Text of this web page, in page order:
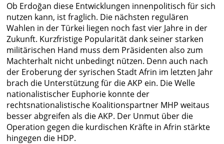
Ob Erdoğan diese Entwicklungen innenpolitisch für sich
nutzen kann, ist fraglich. Die nächsten regulären
Wahlen in der Türkei liegen noch fast vier Jahre in der
Zukunft. Kurzfristige Popularität dank seiner starken
militärischen Hand muss dem Präsidenten also zum
Machterhalt nicht unbedingt nützen. Denn auch nach
der Eroberung der syrischen Stadt Afrin im letzten Jahr
brach die Unterstützung für die AKP ein. Die Welle
nationalistischer Euphorie konnte der
rechtsnationalistische Koalitionspartner MHP weitaus
besser abgreifen als die AKP. Der Unmut über die
Operation gegen die kurdischen Kräfte in Afrin stärkte
hingegen die HDP.